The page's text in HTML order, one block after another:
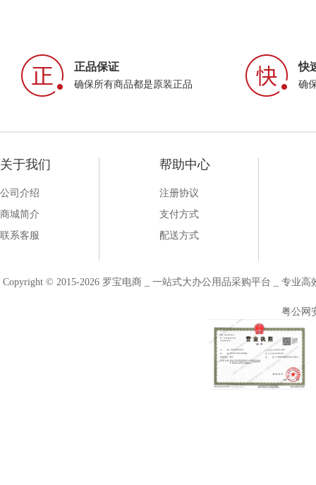
正品保证
确保所有商品都是原装正品
快
确
关于我们
公司介绍
商城简介
联系客服
帮助中心
注册协议
支付方式
配送方式
Copyright © 2015-2026 罗宝电商 _ 一站式大办公用品采购平台 _ 专业
粤公网